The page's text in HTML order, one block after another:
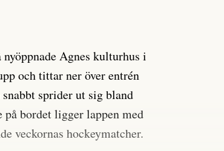
Agnes kulturhus i
och tittar ner över entrén
sprider ut sig bland
bordet ligger lappen med
veckornas hockeymatcher.